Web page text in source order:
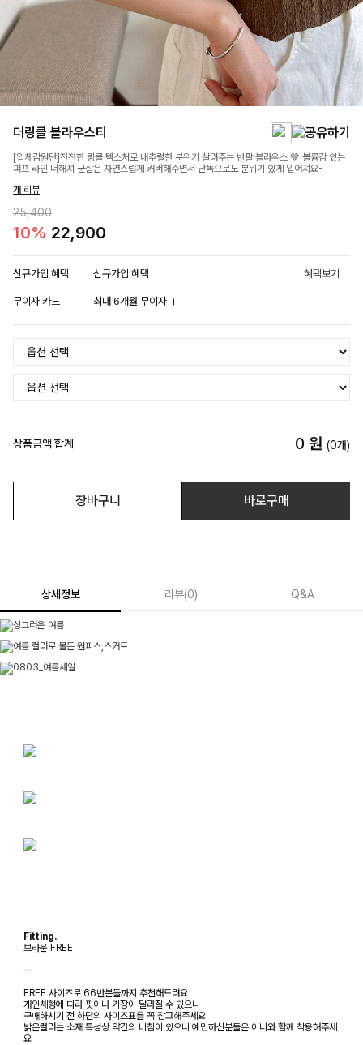
더링클 블라우스티
[입체감원단]잔잔한 링클 텍스처로 내추럴한 분위기 살려주는 반팔 블라우스 🤎 볼륨감 있는
퍼프 라인 더해져 군살은 자연스럽게 커버해주면서 단독으로도 분위기 있게 입어져요-
개 리뷰
25,400
10% 22,900
신규가입 혜택 신규가입 혜택 혜택보기
무이자 카드 최대 6개월 무이자
상품금액 합계 0 원 (0개)
장바구니 바로구매
상세정보 리뷰(0) Q&A
Fitting.
브라운 FREE
ㅡ
FREE 사이즈로 66반분들까지 추천해드려요
개인체형에 따라 핏이나 기장이 달라질 수 있으니
구매하시기 전 하단의 사이즈표를 꼭 참고해주세요
밝은컬러는 소재 특성상 약간의 비침이 있으니 예민하신분들은 이너와 함께 착용해주세
요